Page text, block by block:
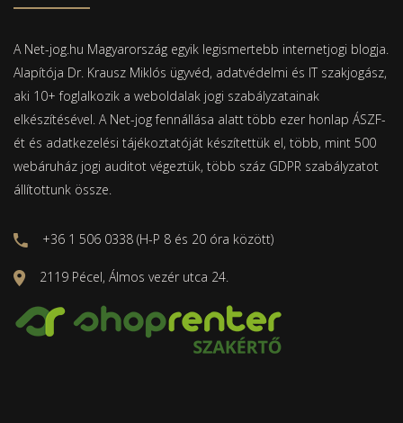
A Net-jog.hu Magyarország egyik legismertebb internetjogi blogja.
Alapítója Dr. Krausz Miklós ügyvéd, adatvédelmi és IT szakjogász,
aki 10+ foglalkozik a weboldalak jogi szabályzatainak
elkészítésével. A Net-jog fennállása alatt több ezer honlap ÁSZF-
ét és adatkezelési tájékoztatóját készítettük el, több, mint 500
webáruház jogi auditot végeztük, több száz GDPR szabályzatot
állítottunk össze.
+36 1 506 0338 (H-P 8 és 20 óra között)
2119 Pécel, Álmos vezér utca 24.